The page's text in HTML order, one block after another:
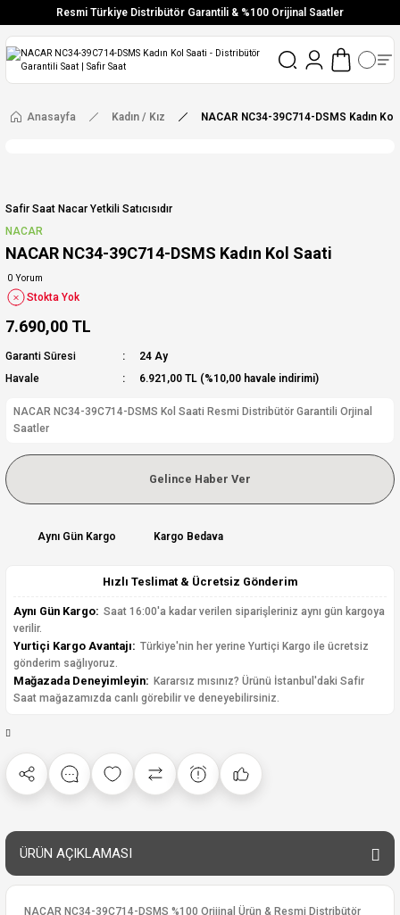
Resmi Türkiye Distribütör Garantili & %100 Orijinal Saatler
Vade Farksız 6 Taksit
Ücretsiz Kargo
Anasayfa Kadın / Kız NACAR NC34-39C714-DSMS Kadın Kol
Safir Saat Nacar Yetkili Satıcısıdır
NACAR
NACAR NC34-39C714-DSMS Kadın Kol Saati
0 Yorum
Stokta Yok
7.690,00 TL
Garanti Süresi
24 Ay
Havale
6.921,00 TL (%10,00 havale indirimi)
NACAR NC34-39C714-DSMS Kol Saati Resmi Distribütör Garantili Orjinal
Saatler
Gelince Haber Ver
Aynı Gün Kargo Kargo Bedava
Hızlı Teslimat & Ücretsiz Gönderim
Aynı Gün Kargo: Saat 16:00'a kadar verilen siparişleriniz aynı gün kargoya
verilir.
Yurtiçi Kargo Avantajı: Türkiye'nin her yerine Yurtiçi Kargo ile ücretsiz
gönderim sağlıyoruz.
Mağazada Deneyimleyin: Kararsız mısınız? Ürünü İstanbul'daki Safir
Saat mağazamızda canlı görebilir ve deneyebilirsiniz.
ÜRÜN AÇIKLAMASI
NACAR NC34-39C714-DSMS %100 Orijinal Ürün & Resmi Distribütör